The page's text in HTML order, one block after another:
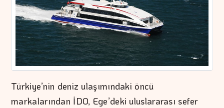
Türkiye’nin deniz ulaşımındaki öncü
markalarından İDO, Ege’deki uluslararası sefer